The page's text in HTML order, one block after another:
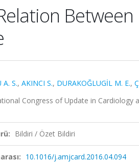
A. S., AKINCI S., DURAKOĞLUGİL M. E.,
Congress of Update in Cardiology
Bildiri / Özet Bildiri
10.1016/j.amjcard.2016.04.094